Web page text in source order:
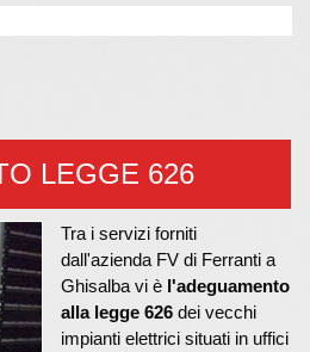
LEGGE 626
Tra i servizi forniti
dall'azienda FV di Ferranti a
Ghisalba vi è l'adeguamento
alla legge 626 dei vecchi
impianti elettrici situati in uffici